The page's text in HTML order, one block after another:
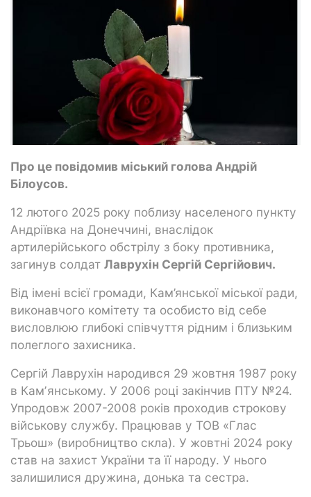
Про це повідомив міський голова Андрій
Білоусов.
12 лютого 2025 року поблизу населеного пункту
Андріївка на Донеччині, внаслідок
артилерійського обстрілу з боку противника,
загинув солдат Лаврухін Сергій Сергійович.
Від імені всієї громади, Кам’янської міської ради,
виконавчого комітету та особисто від себе
висловлюю глибокі співчуття рідним і близьким
полеглого захисника.
Сергій Лаврухін народився 29 жовтня 1987 року
в Камʼянському. У 2006 році закінчив ПТУ №24.
Упродовж 2007-2008 років проходив строкову
військову службу. Працював у ТОВ «Глас
Трьош» (виробництво скла). У жовтні 2024 року
став на захист України та її народу. У нього
залишилися дружина, донька та сестра.